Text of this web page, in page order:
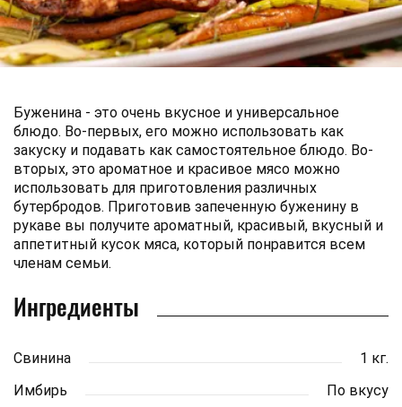
Буженина - это очень вкусное и универсальное
блюдо. Во-первых, его можно использовать как
закуску и подавать как самостоятельное блюдо. Во-
вторых, это ароматное и красивое мясо можно
использовать для приготовления различных
бутербродов. Приготовив запеченную буженину в
рукаве вы получите ароматный, красивый, вкусный и
аппетитный кусок мяса, который понравится всем
членам семьи.
Ингредиенты
Свинина
1 кг.
Имбирь
По вкусу